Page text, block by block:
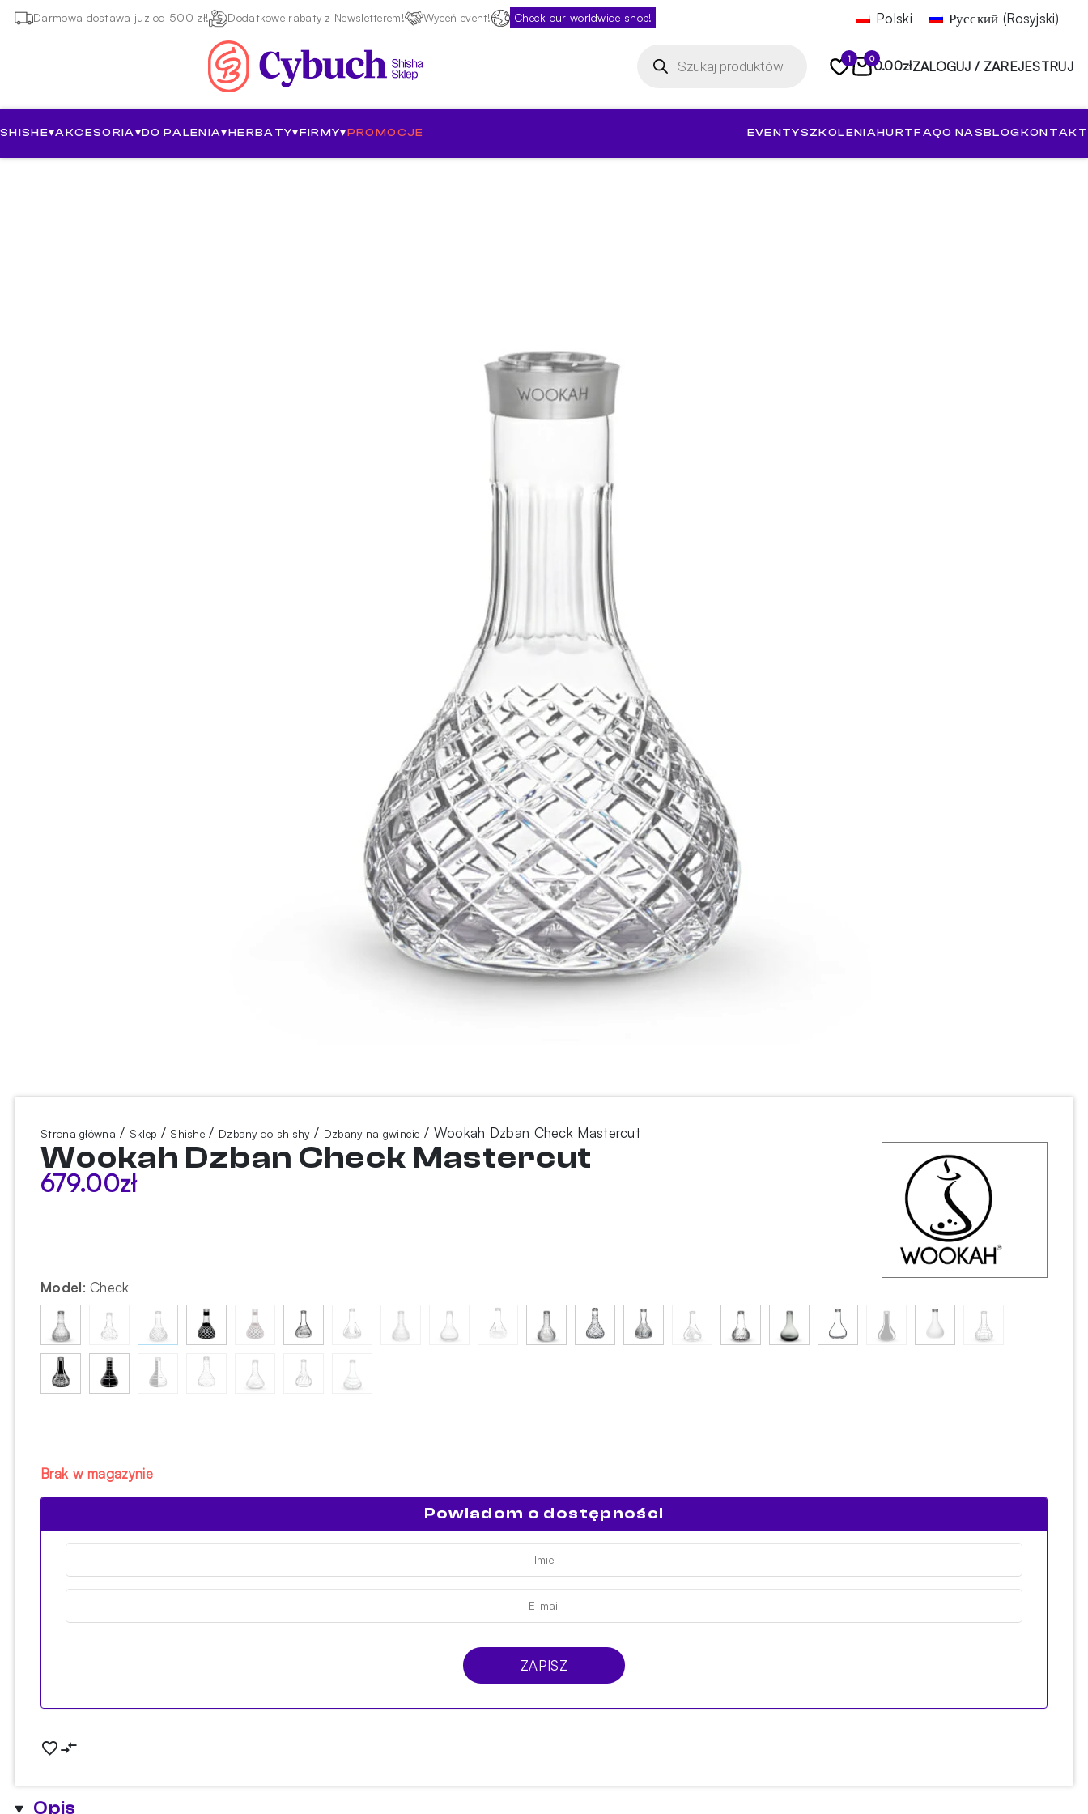
Darmowa dostawa już od 500 zł! Dodatkowe rabaty z Newsletterem! Wyceń event! Check our worldwide shop! Polski Русский (Rosyjski)
produktów 1 00.00złZALOGUJ / ZAREJESTRUJ
SHISHE▾AKCESORIA▾DO PALENIA▾HERBATY▾FIRMY▾PROMOCJE EVENTYSZKOLENIAHURTFAQO NASBLOGKONTAKT
Strona główna / Sklep / Shishe / Dzbany do shishy/ Dzbany na gwincie / Wookah Dzban Check Mastercut
Wookah Dzban Check Mastercut
679.00zł
Model: Check
Brak w magazynie
Powiadom o dostępności
ZAPISZ
Opis